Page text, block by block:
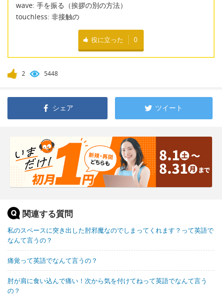
wave: 手を振る（挨拶の別の方法）
touchless: 非接触の
役に立った 0
2 5448
シェア ツイート
関連する質問
私のスペースに突き出した肘邪魔なのでしまってくれます？って英語で
なんて言うの？
痛覚って英語でなんて言うの？
肘が肩に食い込んで痛い！次から気を付けてねって英語でなんて言う
の？